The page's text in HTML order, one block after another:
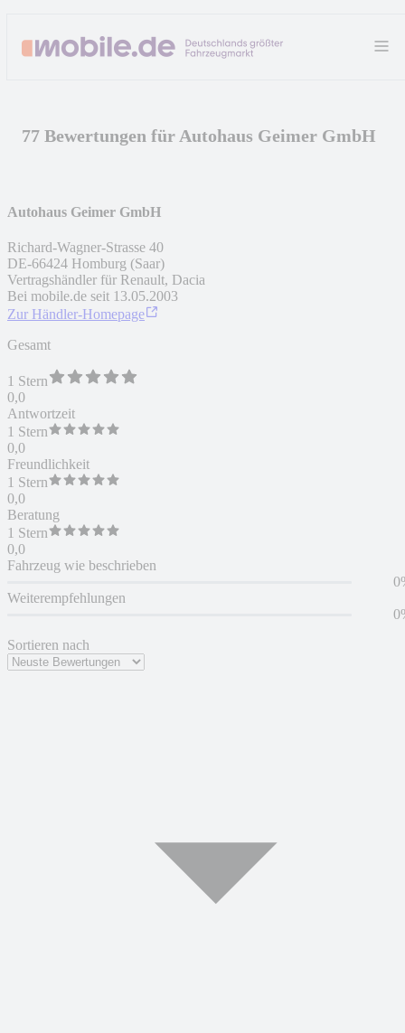
77 Bewertungen für Autohaus Geimer GmbH
Sortieren nach
Autohaus Geimer GmbH
Richard-Wagner-Strasse 40
DE-66424 Homburg (Saar)
Vertragshändler für Renault, Dacia
Bei mobile.de seit 13.05.2003
Zur Händler-Homepage
Gesamt
1 Stern
0,0
Antwortzeit
1 Stern
0,0
Freundlichkeit
1 Stern
0,0
Beratung
1 Stern
0,0
Fahrzeug wie beschrieben
Weiterempfehlungen